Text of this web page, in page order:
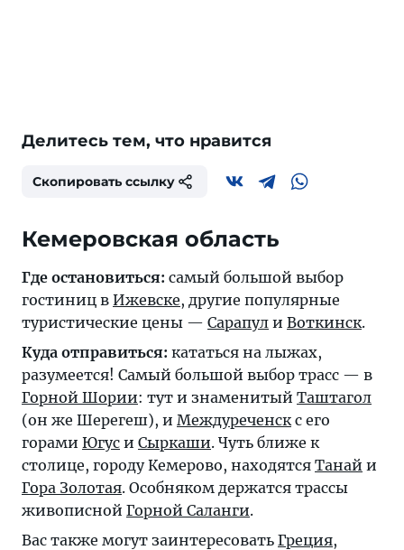
Делитесь тем, что нравится
Скопировать ссылку
Кемеровская область
Где остановиться: самый большой выбор
гостиниц в Ижевске, другие популярные
туристические цены — Сарапул и Воткинск.
Куда отправиться: кататься на лыжах,
разумеется! Самый большой выбор трасс — в
Горной Шории: тут и знаменитый Таштагол
(он же Шерегеш), и Междуреченскс его
горами Югус и Сыркаши. Чуть ближе к
столице, городу Кемерово, находятся Танай и
Гора Золотая. Особняком держатся трассы
живописной Горной Саланги.
Вас также могут заинтересовать Греция,